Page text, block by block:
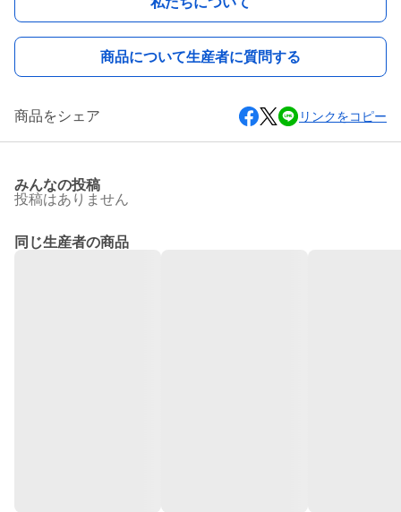
商品について生産者に質問する
商品をシェア リンクをコピー
みんなの投稿
投稿はありません
同じ生産者の商品